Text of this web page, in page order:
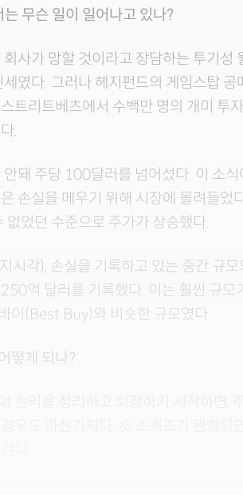
는 무슨 일이 일어나고 있나?
사가 망할 것이라고 장담하는 투기성
였다. 그러나 헤지펀드의 게임스탑
트리트베츠에서 수백만 명의 개미 투
.
돼 주당 100달러를 넘어섰다. 이 소
손실을 메우기 위해 시장에 몰려들었
없었던 수준으로 주가가 상승했다.
시각), 손실을 기록하고 있는 중간 규
억 달러를 기록했다. 이는 훨씬 규모
이(Best Buy)와 비슷한 규모였다.
떻게 되나?